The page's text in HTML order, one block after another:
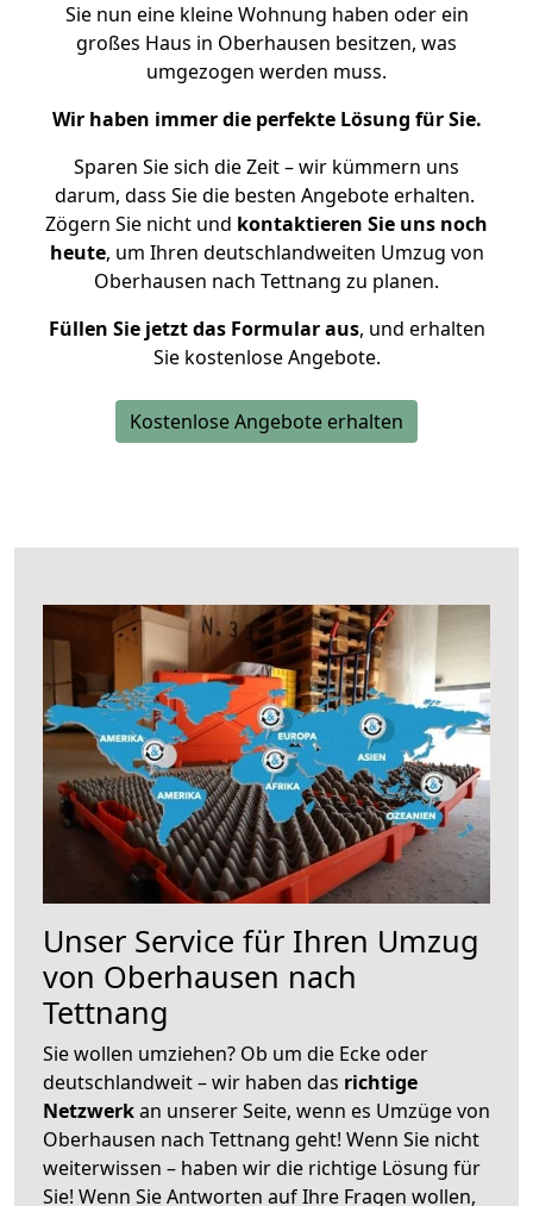
Sie nun eine kleine Wohnung haben oder ein
großes Haus in Oberhausen besitzen, was
umgezogen werden muss.
Wir haben immer die perfekte Lösung für Sie.
Sparen Sie sich die Zeit – wir kümmern uns
darum, dass Sie die besten Angebote erhalten.
Zögern Sie nicht und kontaktieren Sie uns noch
heute, um Ihren deutschlandweiten Umzug von
Oberhausen nach Tettnang zu planen.
Füllen Sie jetzt das Formular aus, und erhalten
Sie kostenlose Angebote.
Kostenlose Angebote erhalten
Unser Service für Ihren Umzug
von Oberhausen nach
Tettnang
Sie wollen umziehen? Ob um die Ecke oder
deutschlandweit – wir haben das richtige
Netzwerkan unserer Seite, wenn es Umzüge von
Oberhausen nach Tettnang geht! Wenn Sie nicht
weiterwissen – haben wir die richtige Lösung für
Sie! Wenn Sie Antworten auf Ihre Fragen wollen,